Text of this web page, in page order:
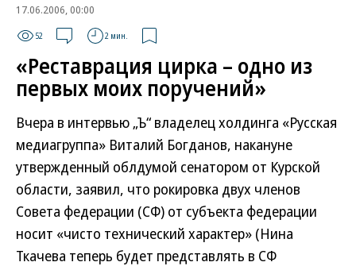
17.06.2006, 00:00
52 2 мин.
«Реставрация цирка – одно из
первых моих поручений»
Вчера в интервью „Ъ“ владелец холдинга «Русская
медиагруппа» Виталий Богданов, накануне
утвержденный облдумой сенатором от Курской
области, заявил, что рокировка двух членов
Совета федерации (СФ) от субъекта федерации
носит «чисто технический характер» (Нина
Ткачева теперь будет представлять в СФ